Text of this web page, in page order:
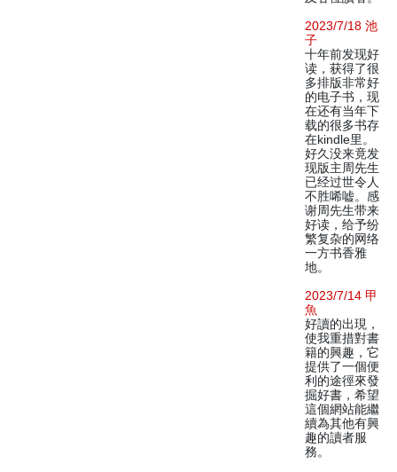
2023/7/18 池
子
十年前发现好
读，获得了很
多排版非常好
的电子书，现
在还有当年下
载的很多书存
在kindle里。
好久没来竟发
现版主周先生
已经过世令人
不胜唏嘘。感
谢周先生带来
好读，给予纷
繁复杂的网络
一方书香雅
地。
2023/7/14 甲
魚
好讀的出現，
使我重措對書
籍的興趣，它
提供了一個便
利的途徑來發
掘好書，希望
這個網站能繼
續為其他有興
趣的讀者服
務。